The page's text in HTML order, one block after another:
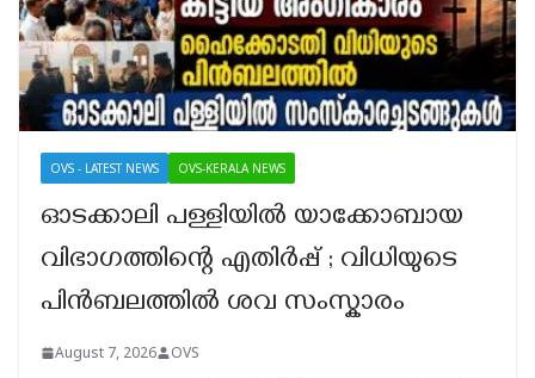
OVS - LATEST NEWS OVS-KERALA NEWS
ഓടക്കാലി പള്ളിയിൽ യാക്കോബായ
വിഭാഗത്തിന്റെ എതിർപ്പ് ; വിധിയുടെ
പിൻബലത്തിൽ ശവ സംസ്കാരം
August 7, 2026 OVS